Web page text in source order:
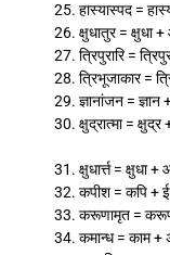
25. हास्यास्पद =
26. क्षुधातुर = क्षुधा
27. त्रिपुरारि =
28. त्रिभूजाकार =
29. ज्ञानांजन =
30. क्षुद्रात्मा =
31. क्षुधार्त्त = क्षुधा
32. कपीश = कपि +
33. करूणामृत =
34. कमान्ध = काम